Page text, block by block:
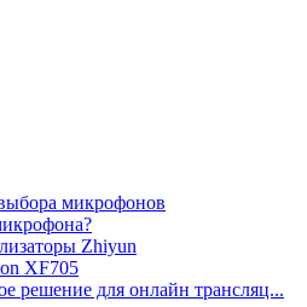
микрофонов
Zhiyun
XF705
решение для онлайн трансляц...